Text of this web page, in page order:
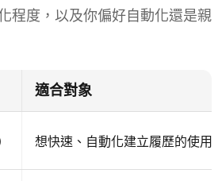
程度，以及你偏好自動化還是親
適合對象
想快速、自動化建立履歷的使用